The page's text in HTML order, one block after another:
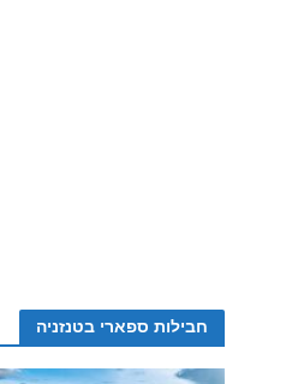
חבילות ספארי בטנזניה